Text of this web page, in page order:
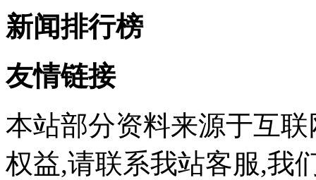
新闻排行榜
友情链接
本站部分资料来源于互
权益,请联系我站客服,我